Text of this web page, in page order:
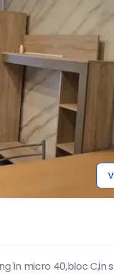
în micro 40,bloc